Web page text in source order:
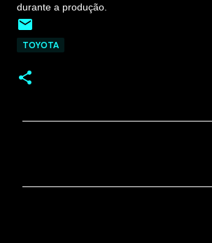
durante a produção.
TOYOTA